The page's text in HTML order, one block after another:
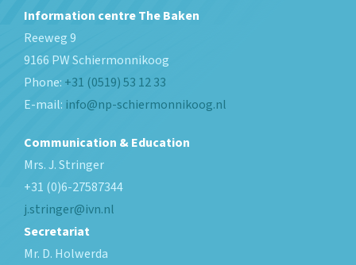
Information centre The Baken
Reeweg 9
9166 PWSchiermonnikoog
Phone: +31 (0519) 53 12 33
E-mail: info@np-schiermonnikoog.nl
Communication & Education
Mrs. J. Stringer
+31 (0)6-27587344
j.stringer@ivn.nl
Secretariat
Mr. D. Holwerda